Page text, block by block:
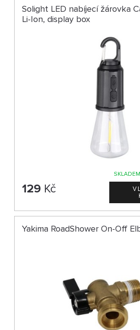
Solight LED nabíjecí žárovka
Li-Ion, display box
129 Kč
Yakima RoadShower On-Off